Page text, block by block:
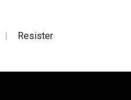
| Resister